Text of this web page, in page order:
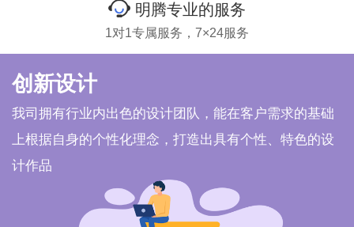
明腾专业的服务
1对1专属服务，7×24服务
创新设计
我司拥有行业内出色的设计团队，能在客户需求的基础
上根据自身的个性化理念，打造出具有个性、特色的设
计作品